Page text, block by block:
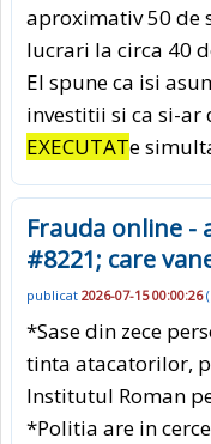
aproximativ 50 de
lucrari la circa 40
El spune ca isi
investitii si ca si-
EXECUTATe
Frauda online -
#8221; care
publicat 2026-07-15 00:00:26(
*Sase din zece
tinta atacatorilor,
Institutul Roman
*Politia are in